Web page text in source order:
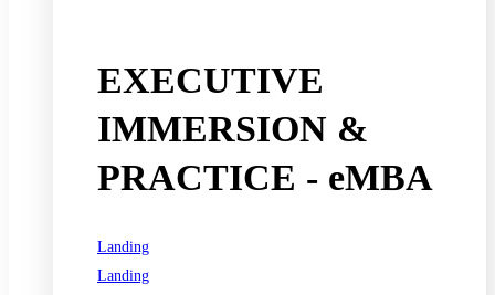
EXECUTIVE
IMMERSION &
PRACTICE - eMBA
Landing
Landing